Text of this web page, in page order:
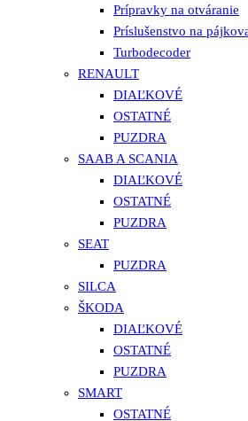
Prípravky na otváranie
Príslušenstvo na
Turbodecoder
RENAULT
DIAĽKOVÉ
OSTATNÉ
PUZDRA
SAAB A SCANIA
DIAĽKOVÉ
OSTATNÉ
PUZDRA
SEAT
PUZDRA
SILCA
ŠKODA
DIAĽKOVÉ
OSTATNÉ
PUZDRA
SMART
OSTATNÉ